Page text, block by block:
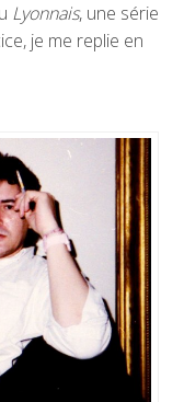
Lyonnais, une série
je me replie en